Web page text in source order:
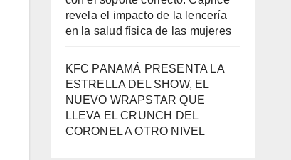
revela el impacto de la lencería
en la salud física de las mujeres
KFC PANAMÁ PRESENTA LA
ESTRELLA DEL SHOW, EL
NUEVO WRAPSTAR QUE
LLEVA EL CRUNCH DEL
CORONEL A OTRO NIVEL